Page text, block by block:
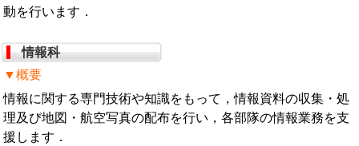
動を行います．
情報科
▼概要
情報に関する専門技術や知識をもって，情報資料の収集・処
理及び地図・航空写真の配布を行い，各部隊の情報業務を支
援します．